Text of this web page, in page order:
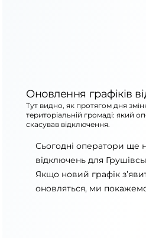
Оновлення графіків
Тут видно, як протягом дня
територіальній громаді: який
скасував відключення.
Сьогодні оператори ще
відключень для
Якщо новий графік
оновляться, ми